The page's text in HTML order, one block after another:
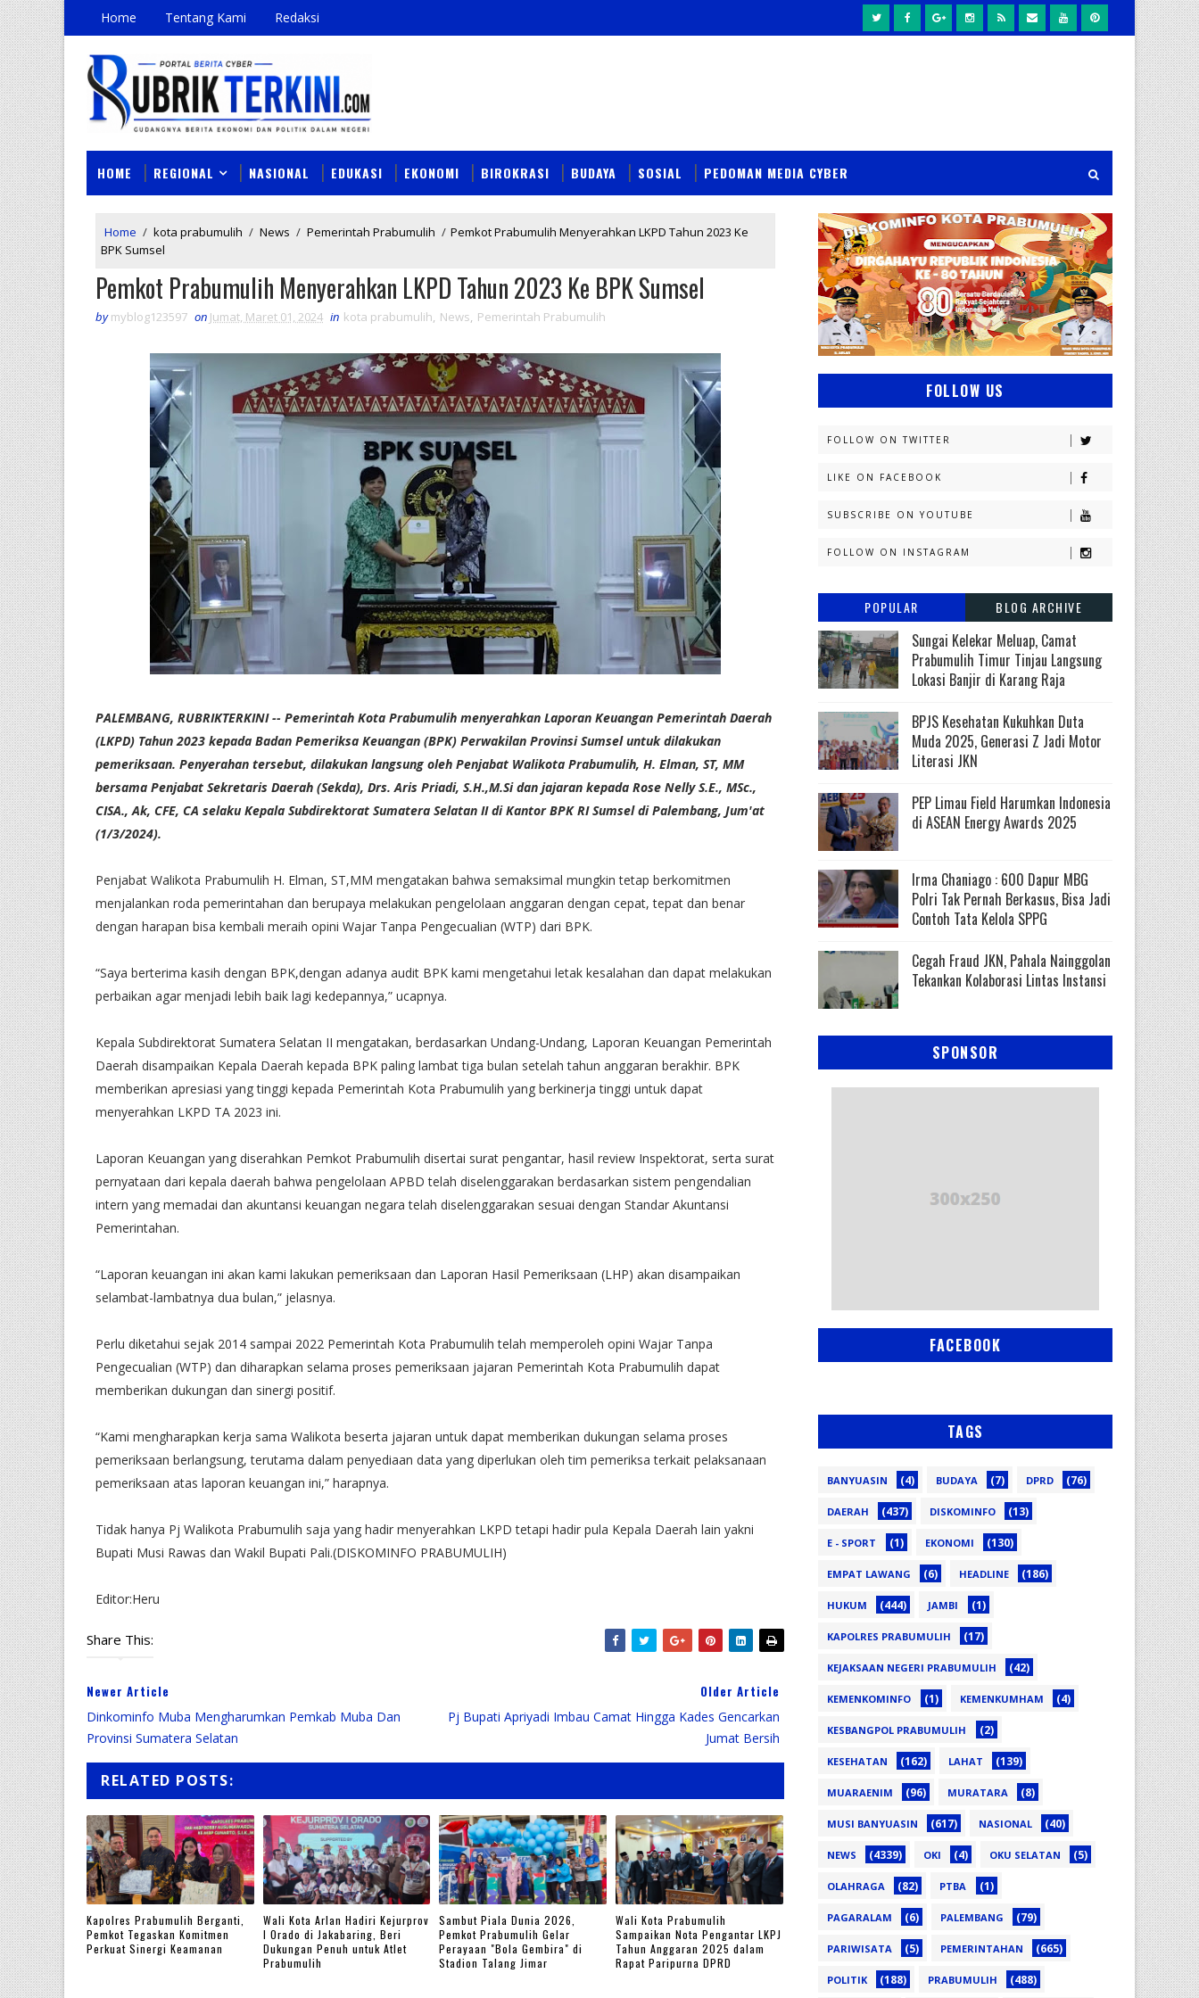
Home Tentang Kami Redaksi
HOME REGIONAL NASIONAL EDUKASI EKONOMI BIROKRASI BUDAYA SOSIAL PEDOMAN MEDIA CYBER
Home / kota prabumulih / News / Pemerintah Prabumulih / Pemkot Prabumulih Menyerahkan LKPD Tahun 2023 Ke
BPK Sumsel
Pemkot Prabumulih Menyerahkan LKPD Tahun 2023 Ke BPK Sumsel
by myblog123597 on Jumat, Maret 01, 2024 in kota prabumulih, News, Pemerintah Prabumulih
PALEMBANG, RUBRIKTERKINI -- Pemerintah Kota Prabumulih menyerahkan Laporan Keuangan Pemerintah Daerah
(LKPD) Tahun 2023 kepada Badan Pemeriksa Keuangan (BPK) Perwakilan Provinsi Sumsel untuk dilakukan
pemeriksaan. Penyerahan tersebut, dilakukan langsung oleh Penjabat Walikota Prabumulih, H. Elman, ST, MM
bersama Penjabat Sekretaris Daerah (Sekda), Drs. Aris Priadi, S.H.,M.Si dan jajaran kepada Rose Nelly S.E., MSc.,
CISA., Ak, CFE, CA selaku Kepala Subdirektorat Sumatera Selatan II di Kantor BPK RI Sumsel di Palembang, Jum'at
(1/3/2024).
Penjabat Walikota Prabumulih H. Elman, ST,MM mengatakan bahwa semaksimal mungkin tetap berkomitmen
menjalankan roda pemerintahan dan berupaya melakukan pengelolaan anggaran dengan cepat, tepat dan benar
dengan harapan bisa kembali meraih opini Wajar Tanpa Pengecualian (WTP) dari BPK.
“Saya berterima kasih dengan BPK,dengan adanya audit BPK kami mengetahui letak kesalahan dan dapat melakukan
perbaikan agar menjadi lebih baik lagi kedepannya,” ucapnya.
Kepala Subdirektorat Sumatera Selatan II mengatakan, berdasarkan Undang-Undang, Laporan Keuangan Pemerintah
Daerah disampaikan Kepala Daerah kepada BPK paling lambat tiga bulan setelah tahun anggaran berakhir. BPK
memberikan apresiasi yang tinggi kepada Pemerintah Kota Prabumulih yang berkinerja tinggi untuk dapat
menyerahkan LKPD TA 2023 ini.
Laporan Keuangan yang diserahkan Pemkot Prabumulih disertai surat pengantar, hasil review Inspektorat, serta surat
pernyataan dari kepala daerah bahwa pengelolaan APBD telah diselenggarakan berdasarkan sistem pengendalian
intern yang memadai dan akuntansi keuangan negara telah diselenggarakan sesuai dengan Standar Akuntansi
Pemerintahan.
“Laporan keuangan ini akan kami lakukan pemeriksaan dan Laporan Hasil Pemeriksaan (LHP) akan disampaikan
selambat-lambatnya dua bulan,” jelasnya.
Perlu diketahui sejak 2014 sampai 2022 Pemerintah Kota Prabumulih telah memperoleh opini Wajar Tanpa
Pengecualian (WTP) dan diharapkan selama proses pemeriksaan jajaran Pemerintah Kota Prabumulih dapat
memberikan dukungan dan sinergi positif.
“Kami mengharapkan kerja sama Walikota beserta jajaran untuk dapat memberikan dukungan selama proses
pemeriksaan berlangsung, terutama dalam penyediaan data yang diperlukan oleh tim pemeriksa terkait pelaksanaan
pemeriksaan atas laporan keuangan ini,” harapnya.
Tidak hanya Pj Walikota Prabumulih saja yang hadir menyerahkan LKPD tetapi hadir pula Kepala Daerah lain yakni
Bupati Musi Rawas dan Wakil Bupati Pali.(DISKOMINFO PRABUMULIH)
Editor:Heru
Share This:
Newer Article
Dinkominfo Muba Mengharumkan Pemkab Muba Dan
Provinsi Sumatera Selatan
Older Article
Pj Bupati Apriyadi Imbau Camat Hingga Kades Gencarkan
Jumat Bersih
RELATED POSTS:
Kapolres Prabumulih Berganti,
Pemkot Tegaskan Komitmen
Perkuat Sinergi Keamanan
Wali Kota Arlan Hadiri Kejurprov
I Orado di Jakabaring, Beri
Dukungan Penuh untuk Atlet
Prabumulih
Sambut Piala Dunia 2026,
Pemkot Prabumulih Gelar
Perayaan "Bola Gembira" di
Stadion Talang Jimar
Wali Kota Prabumulih
Sampaikan Nota Pengantar LKPJ
Tahun Anggaran 2025 dalam
Rapat Paripurna DPRD
FOLLOW US
FOLLOW ON TWITTER
LIKE ON FACEBOOK
SUBSCRIBE ON YOUTUBE
FOLLOW ON INSTAGRAM
POPULAR BLOG ARCHIVE
Sungai Kelekar Meluap, Camat
Prabumulih Timur Tinjau Langsung
Lokasi Banjir di Karang Raja
BPJS Kesehatan Kukuhkan Duta
Muda 2025, Generasi Z Jadi Motor
Literasi JKN
PEP Limau Field Harumkan Indonesia
di ASEAN Energy Awards 2025
Irma Chaniago : 600 Dapur MBG
Polri Tak Pernah Berkasus, Bisa Jadi
Contoh Tata Kelola SPPG
Cegah Fraud JKN, Pahala Nainggolan
Tekankan Kolaborasi Lintas Instansi
SPONSOR
FACEBOOK
TAGS
BANYUASIN (4) BUDAYA (7) DPRD (76)
DAERAH (437) DISKOMINFO (13)
E - SPORT (1) EKONOMI (130)
EMPAT LAWANG (6) HEADLINE (186)
HUKUM (444) JAMBI (1)
KAPOLRES PRABUMULIH (17)
KEJAKSAAN NEGERI PRABUMULIH (42)
KEMENKOMINFO (1) KEMENKUMHAM (4)
KESBANGPOL PRABUMULIH (2)
KESEHATAN (162) LAHAT (139)
MUARAENIM (96) MURATARA (8)
MUSI BANYUASIN (617) NASIONAL (40)
NEWS (4339) OKI (4) OKU SELATAN (5)
OLAHRAGA (82) PTBA (1)
PAGARALAM (6) PALEMBANG (79)
PARIWISATA (5) PEMERINTAHAN (665)
POLITIK (188) PRABUMULIH (488)